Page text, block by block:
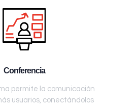
Conferencia
permite la comunicación
usuarios, conectándolos